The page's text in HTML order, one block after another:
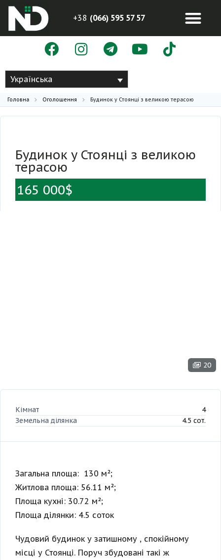
+38 (066) 595 57 57
Українська
Головна Оголошення Будинок у Стоянці з великою терасою
Будинок у Стоянці з великою
терасою
165 000$
20
Кімнат
4
Земельна ділянка
4.5 сот.
Загальна площа: 130 м²;
Житлова площа: 56.11 м²;
Площа кухні: 30.72 м²;
Площа ділянки: 4.5 соток
Чудовий будинок у затишному , спокійному
місці у Стоянці. Поруч збудовані такі ж